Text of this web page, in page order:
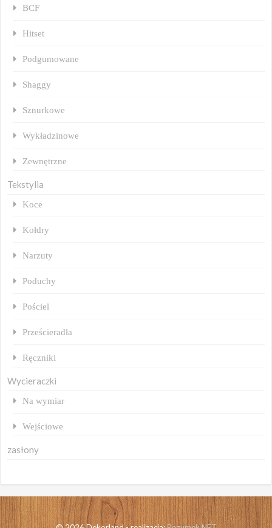
BCF
Hitset
Podgumowane
Shaggy
Sznurkowe
Wykładzinowe
Zewnętrzne
Tekstylia
Koce
Kołdry
Narzuty
Poduchy
Pościel
Prześcieradła
Ręczniki
Wycieraczki
Na wymiar
Wejściowe
zasłony